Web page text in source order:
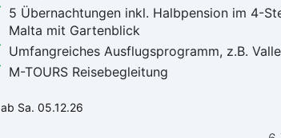
5 Übernachtungen inkl. Halbpension im 4-
Malta mit Gartenblick
Umfangreiches Ausflugsprogramm, z.B.
M-TOURS Reisebegleitung
ab Sa. 05.12.26